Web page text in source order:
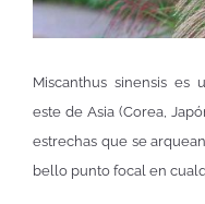
Miscanthus sinensis es
este de Asia (Corea,
estrechas que se
bello punto focal en